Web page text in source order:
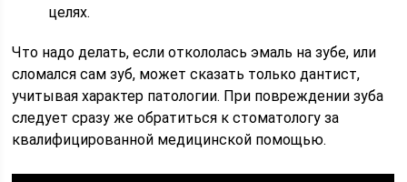
целях.
Что надо делать, если откололась эмаль на зубе, или
сломался сам зуб, может сказать только дантист,
учитывая характер патологии. При повреждении зуба
следует сразу же обратиться к стоматологу за
квалифицированной медицинской помощью.